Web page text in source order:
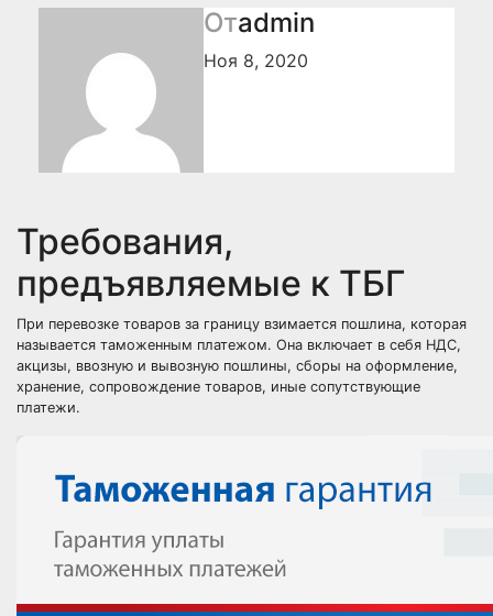
Отadmin
Ноя 8, 2020
Требования,
предъявляемые к ТБГ
При перевозке товаров за границу взимается пошлина, которая
называется таможенным платежом. Она включает в себя НДС,
акцизы, ввозную и вывозную пошлины, сборы на оформление,
хранение, сопровождение товаров, иные сопутствующие
платежи.